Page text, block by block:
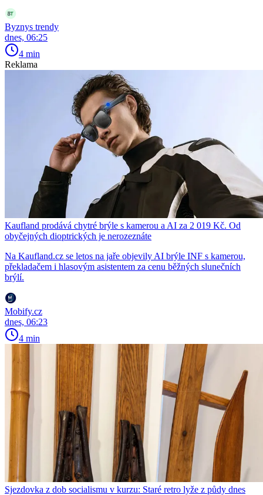
Byznys trendy
dnes, 06:25
4 min
Reklama
Kaufland prodává chytré brýle s kamerou a AI za 2 019 Kč. Od
obyčejných dioptrických je nerozeznáte
Na Kaufland.cz se letos na jaře objevily AI brýle INF s kamerou,
překladačem i hlasovým asistentem za cenu běžných slunečních
brýlí.
Mobify.cz
dnes, 06:23
4 min
Sjezdovka z dob socialismu v kurzu: Staré retro lyže z půdy dnes